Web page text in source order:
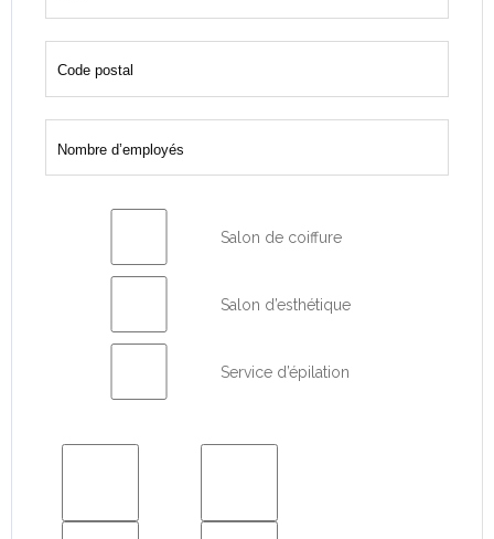
Salon de coiffure
Salon d’esthétique
Service d’épilation